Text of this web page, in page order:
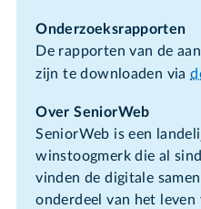
Onderzoeksrapporten
De rapporten van de
zijn te downloaden via
Over SeniorWeb
SeniorWeb is een
winstoogmerk die al
vinden de digitale
onderdeel van het leven